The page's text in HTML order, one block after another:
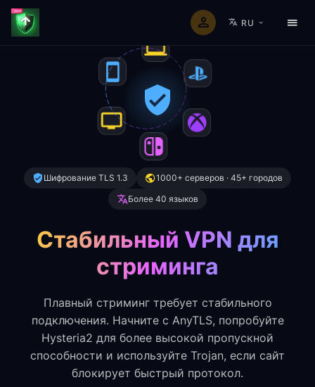
RU
Шифрование TLS 1.3
1000+ серверов · 45+ городов
Более 40 языков
Стабильный VPN для
стриминга
Плавный стриминг требует стабильного
подключения. Начните с AnyTLS, попробуйте
Hysteria2 для более высокой пропускной
способности и используйте Trojan, если сайт
блокирует быстрый протокол.